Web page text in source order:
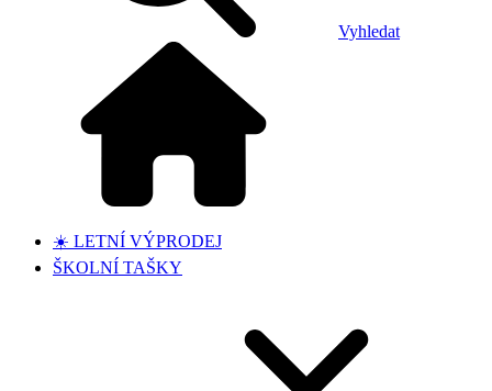
Vyhledat
☀️ LETNÍ VÝPRODEJ
ŠKOLNÍ TAŠKY